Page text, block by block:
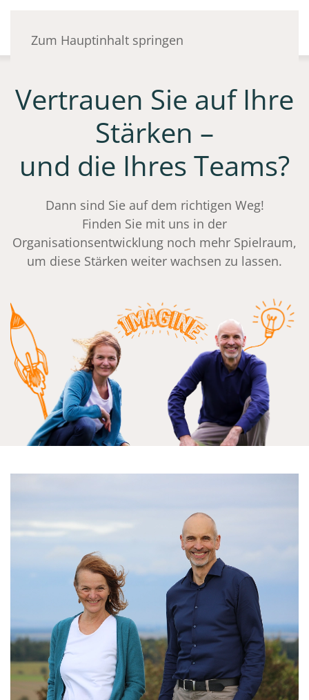
Zum Hauptinhalt springen
Vertrauen Sie auf Ihre
Stärken –
und die Ihres Teams?
Dann sind Sie auf dem richtigen Weg!
Finden Sie mit uns in der
Organisationsentwicklung noch mehr Spielraum,
um diese Stärken weiter wachsen zu lassen.